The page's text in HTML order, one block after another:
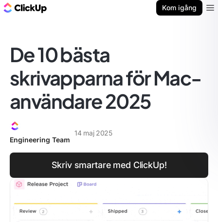
Kom igång
De 10 bästa
skrivapparna för Mac-
användare 2025
Engineering Team
14 maj 2025
Skriv smartare med ClickUp!